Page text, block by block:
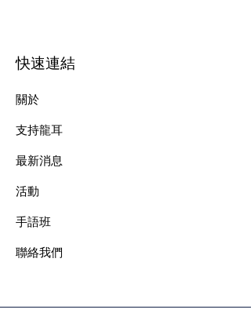
快速連結
關於
支持龍耳
最新消息
​活動
手語班
​聯絡我們